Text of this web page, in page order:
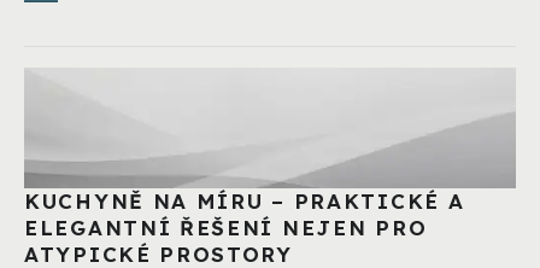
KUCHYNĚ NA MÍRU – PRAKTICKÉ A
ELEGANTNÍ ŘEŠENÍ NEJEN PRO
ATYPICKÉ PROSTORY